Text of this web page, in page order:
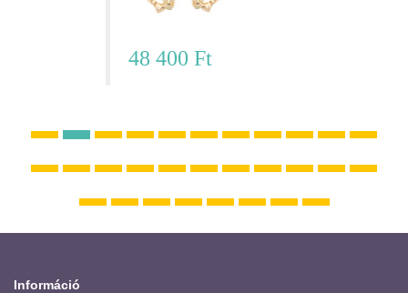
48 400 Ft
Információ